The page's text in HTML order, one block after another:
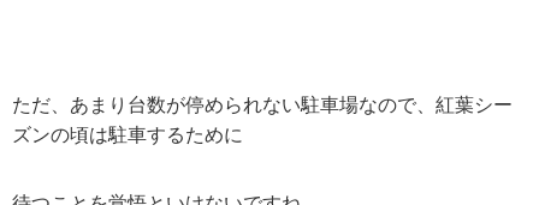
ただ、あまり台数が停められない駐車場なので、紅葉シー
ズンの頃は駐車するために